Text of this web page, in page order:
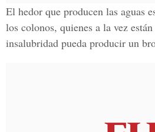
El hedor que producen las aguas
los colonos, quienes a la vez
insalubridad pueda producir un